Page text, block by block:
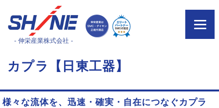
- 伸栄産業株式会社 -
カプラ【日東工器】
様々な流体を、迅速・確実・自在につなぐカプラ